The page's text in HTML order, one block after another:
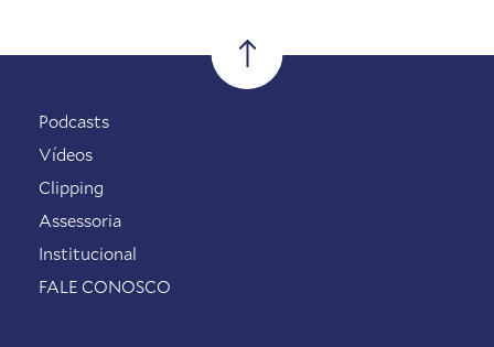
Podcasts
Vídeos
Clipping
Assessoria
Institucional
FALE CONOSCO